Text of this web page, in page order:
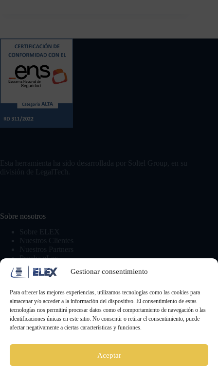
Gestionar consentimiento
Para ofrecer las mejores experiencias, utilizamos tecnologías como las cookies para
almacenar y/o acceder a la información del dispositivo. El consentimiento de estas
tecnologías nos permitirá procesar datos como el comportamiento de navegación o las
identificaciones únicas en este sitio. No consentir o retirar el consentimiento, puede
afectar negativamente a ciertas características y funciones.
Aceptar
Contacto
Esta herramienta ha sido desarrollada por Soltel Group, en su
división de LegalTech.
Sobre nosotros
Sobre ELEX
Nuestros Clientes
Nuestros Partners
Prueba eLex
Comunicación
Suscríbete a la Newsletter
Contacto y sugerencias
Prensa